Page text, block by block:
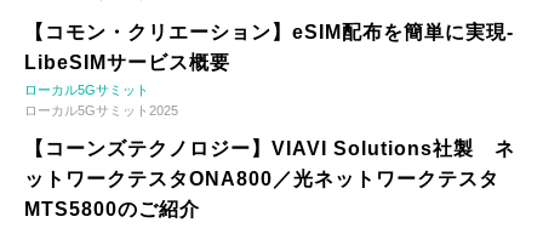
【コモン・クリエーション】eSIM配布を簡単に実現-
LibeSIMサービス概要
ローカル5Gサミット
ローカル5Gサミット2025
【コーンズテクノロジー】VIAVI Solutions社製 ネ
ットワークテスタONA800／光ネットワークテスタ
MTS5800のご紹介